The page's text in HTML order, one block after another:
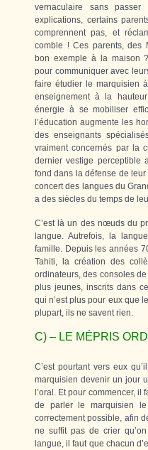
vernaculaire sans
explications, certains
comprennent pas, et
comble ! Ces parents, des
bon exemple à la maison
pour communiquer avec
faire étudier le marquisien
enseignement à la
énergie à se mobiliser
l’éducation augmente les
des enseignants
vraiment concernés par la
dernier vestige perceptible
fond dans la défense de
concert des langues du
a des siècles du temps de
C’est là un des nœuds du
langue. Autrefois, la
famille. Depuis les années
Tahiti, la création des
ordinateurs, des consoles
plus jeunes, inscrits dans
qui n’est plus pour eux que
plupart, ils ne savent rien.
C) – LE MÉPRIS
C’est pourtant vers eux
marquisien devenir un jour
l’oral. Et pour commencer, il
de parler le marquisien
correctement possible, afin
ne suffit pas de crier
langue, il faut que chacun